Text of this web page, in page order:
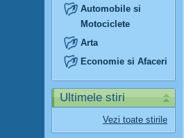
Automobile si
Motociclete
Arta
Economie si Afaceri
Ultimele stiri
Vezi toate stirile